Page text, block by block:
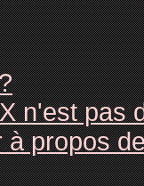
n'est pas
propos